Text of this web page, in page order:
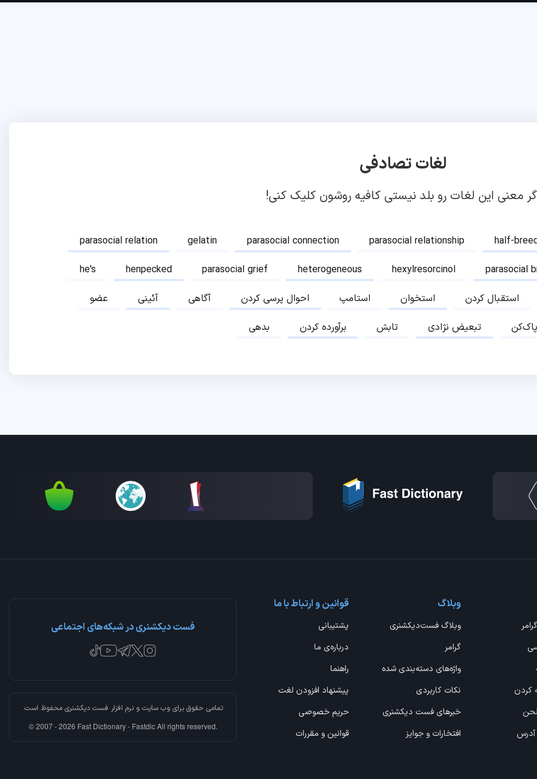
لغات تصادفی
معنی این لغات رو بلد نیستی کافیه روشون کلیک کنی!
parasocial relation gelatin parasocial connection parasocial relationship half-
he's
henpecked parasocial grief heterogeneous hexylresorcinol parasocial
عضو
آئینی آگاهی احوال پرسی کردن استامپ استخوان استقبال کردن
بدهی
برآورده کردن تابش تبعیض نژادی
کردن
لحن
آدرس
وبلاگ
وبلاگ فست‌دیکشنری
گرامر
واژه‌های دسته‌بندی شده
نکات کاربردی
خبرهای فست دیکشنری
افتخارات و جوایز
قوانین و ارتباط با ما
پشتیبانی
درباره‌ی ما
راهنما
پیشنهاد افزودن لغت
حریم خصوصی
قوانین و مقررات
فست دیکشنری در شبکه‌های اجتماعی
تمامی حقوق برای وب سایت و نرم افزار فست دیکشنریمحفوظ است.
© 2007 - 2026 Fast Dictionary - Fastdic All rights reserved.